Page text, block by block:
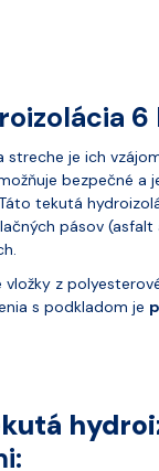
6
je ich
bezpečné a
tekutá
pásov
z
s podkladom je